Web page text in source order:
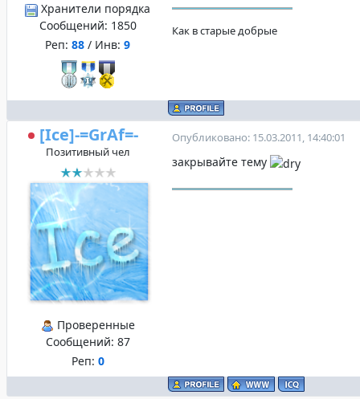
Хранители порядка
Сообщений: 1850
Реп: 88 / Инв: 9
Как в старые добрые
[Ice]-=GrAf=-
Позитивный чел
Проверенные
Сообщений: 87
Реп: 0
Опубликовано: 15.03.2011, 14:40:01
закрывайте тему